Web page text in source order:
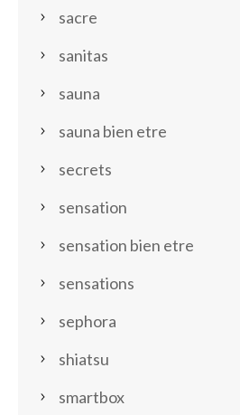
sacre
sanitas
sauna
sauna bien etre
secrets
sensation
sensation bien etre
sensations
sephora
shiatsu
smartbox